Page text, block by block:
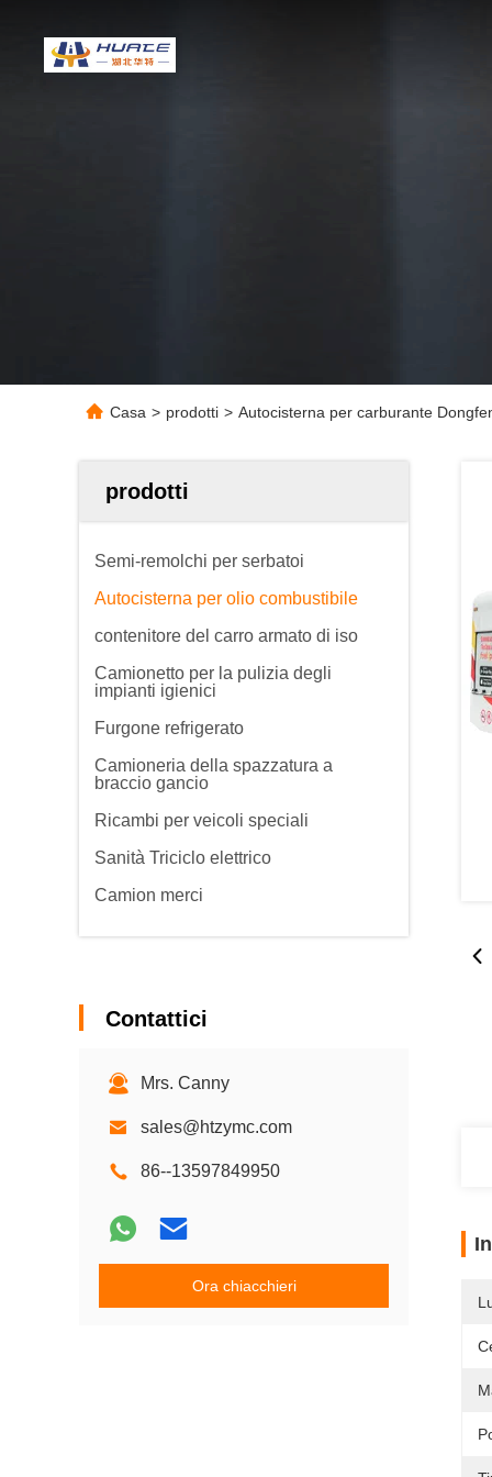
Casa > prodotti > Autocisterna per carburante
prodotti
Semi-remolchi per serbatoi
Autocisterna per olio combustibile
contenitore del carro armato di iso
Camionetto per la pulizia degli
impianti igienici
Furgone refrigerato
Camioneria della spazzatura a
braccio gancio
Ricambi per veicoli speciali
Sanità Triciclo elettrico
Camion merci
Contattici
Mrs. Canny
sales@htzymc.com
86--13597849950
Ora chiacchieri